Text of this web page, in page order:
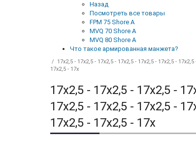
Назад
Посмотреть все товары
FPM 75 Shore A
MVQ 70 Shore A
MVQ 80 Shore A
Что такое армированная манжета?
17x2,5 - 17x2,5 - 17x2,5 - 17x2,5 - 17x2,5 - 17x2,5 -
17x2,5 - 17x
17x2,5 - 17x2,5 - 17x2,5 -
17x2,5 - 17x2,5 - 17x2,5 -
17x2,5 - 17x2,5 - 17x